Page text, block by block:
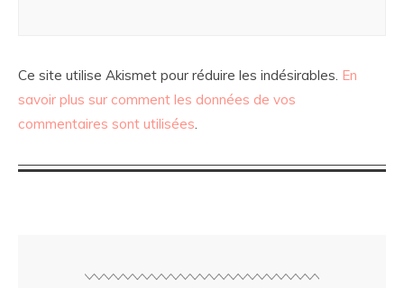
Ce site utilise Akismet pour réduire les indésirables. En
savoir plus sur comment les données de vos
commentaires sont utilisées.